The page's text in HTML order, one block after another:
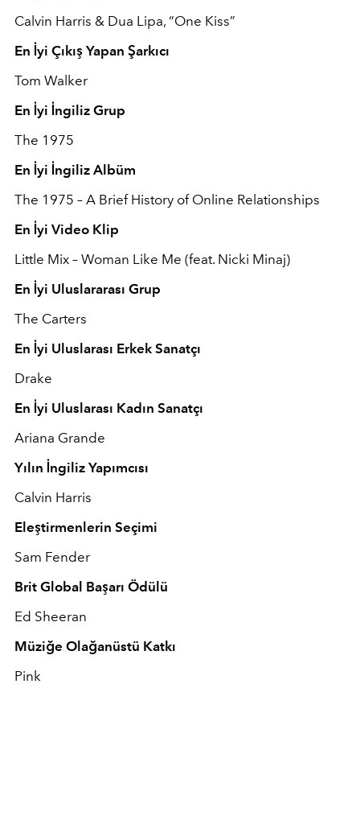
Calvin Harris & Dua Lipa, “One Kiss”
En İyi Çıkış Yapan Şarkıcı
Tom Walker
En İyi İngiliz Grup
The 1975
En İyi İngiliz Albüm
The 1975 – A Brief History of Online Relationships
En İyi Video Klip
Little Mix – Woman Like Me (feat. Nicki Minaj)
En İyi Uluslararası Grup
The Carters
En İyi Uluslarası Erkek Sanatçı
Drake
En İyi Uluslarası Kadın Sanatçı
Ariana Grande
Yılın İngiliz Yapımcısı
Calvin Harris
Eleştirmenlerin Seçimi
Sam Fender
Brit Global Başarı Ödülü
Ed Sheeran
Müziğe Olağanüstü Katkı
Pink